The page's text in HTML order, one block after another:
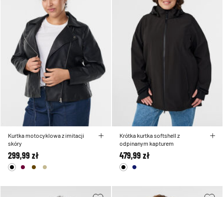
Kurtka motocyklowa z imitacji
skóry
299,99 zł
Krótka kurtka softshell z
odpinanym kapturem
479,99 zł